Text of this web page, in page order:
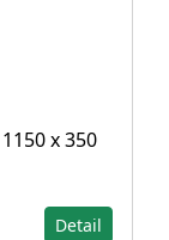
x 350
Detail